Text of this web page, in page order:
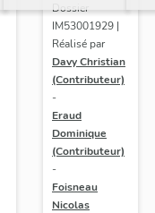
Dossier
IM53001929 |
Réalisé par
Davy Christian
(Contributeur)
-
Eraud
Dominique
(Contributeur)
-
Foisneau
Nicolas